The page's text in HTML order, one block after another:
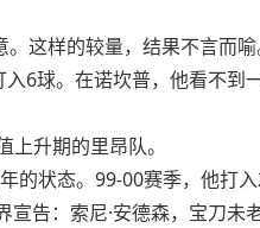
。这样的较量，结果不言而
6球。在诺坎普，他看不到
升期的里昂队。
状态。99-00赛季，他打入
告：索尼·安德森，宝刀未